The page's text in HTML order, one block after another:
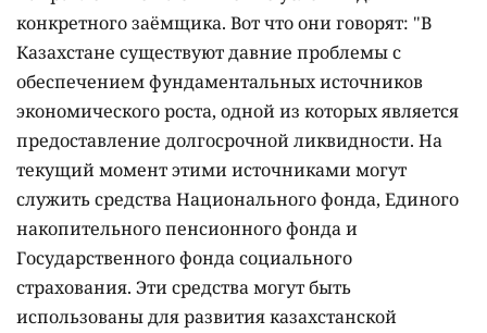
конкретного заёмщика. Вот что они говорят: "В
Казахстане существуют давние проблемы с
обеспечением фундаментальных источников
экономического роста, одной из которых является
предоставление долгосрочной ликвидности. На
текущий момент этими источниками могут
служить средства Национального фонда, Единого
накопительного пенсионного фонда и
Государственного фонда социального
страхования. Эти средства могут быть
использованы для развития казахстанской